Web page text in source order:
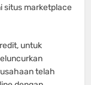
situs marketplace
untuk
telah